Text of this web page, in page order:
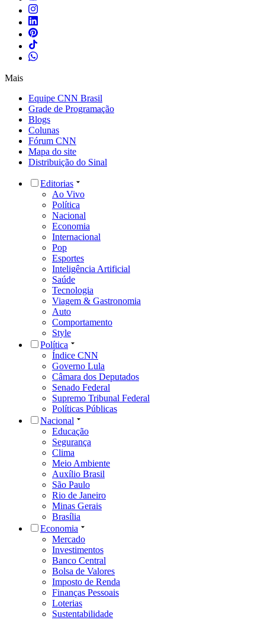
Mais
Equipe CNN Brasil
Grade de Programação
Blogs
Colunas
Fórum CNN
Mapa do site
Distribuição do Sinal
Editorias
Ao Vivo
Política
Nacional
Economia
Internacional
Pop
Esportes
Inteligência Artificial
Saúde
Tecnologia
Viagem & Gastronomia
Auto
Comportamento
Style
Política
Índice CNN
Governo Lula
Câmara dos Deputados
Senado Federal
Supremo Tribunal Federal
Políticas Públicas
Nacional
Educação
Segurança
Clima
Meio Ambiente
Auxílio Brasil
São Paulo
Rio de Janeiro
Minas Gerais
Brasília
Economia
Mercado
Investimentos
Banco Central
Bolsa de Valores
Imposto de Renda
Finanças Pessoais
Loterias
Sustentabilidade